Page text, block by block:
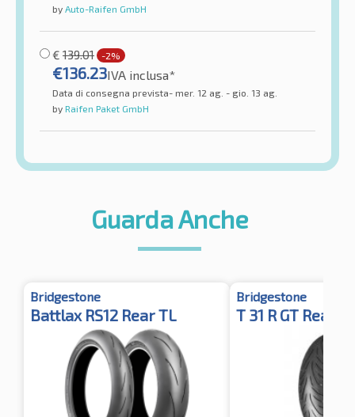
by Auto-Raifen GmbH
€ 139.01 -2%
€136.23IVA inclusa*
Data di consegna prevista- mer. 12 ag. - gio. 13 ag.
by Raifen Paket GmbH
Guarda Anche
Bridgestone
Battlax RS12 Rear TL
Bridgestone
T 31 R GT Rear